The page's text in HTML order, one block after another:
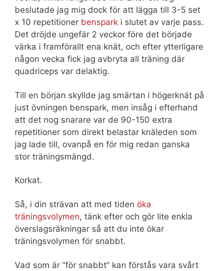
beslutade jag mig dock för att lägga till 3-5 set
x 10 repetitioner benspark i slutet av varje pass.
Det dröjde ungefär 2 veckor före det började
värka i framförallt ena knät, och efter ytterligare
någon vecka fick jag avbryta all träning där
quadriceps var delaktig.
Till en början skyllde jag smärtan i högerknät på
just övningen benspark, men insåg i efterhand
att det nog snarare var de 90-150 extra
repetitioner som direkt belastar knäleden som
jag lade till, ovanpå en för mig redan ganska
stor träningsmängd.
Korkat.
Så, i din strävan att med tiden öka
träningsvolymen, tänk efter och gör lite enkla
överslagsräkningar så att du inte ökar
träningsvolymen för snabbt.
Vad som är ”för snabbt” kan förstås vara svårt